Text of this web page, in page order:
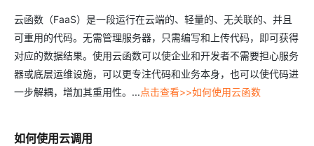
云函数（FaaS）是一段运行在云端的、轻量的、无关联的、并且
可重用的代码。无需管理服务器，只需编写和上传代码，即可获得
对应的数据结果。使用云函数可以使企业和开发者不需要担心服务
器或底层运维设施，可以更专注代码和业务本身，也可以使代码进
一步解耦，增加其重用性。...点击查看>>如何使用云函数
如何使用云调用